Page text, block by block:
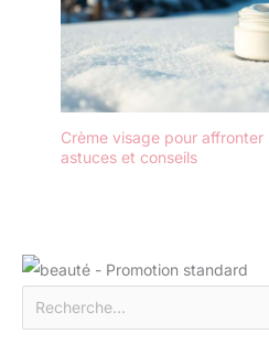
Crème visage pour
astuces et conseils